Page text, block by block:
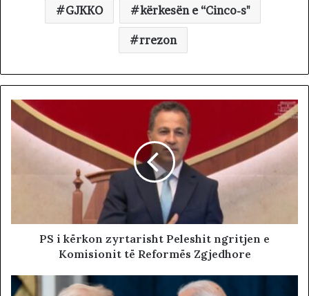
GJKKO kërkesën e “Cinco-s"
rrezon
PS i kërkon zyrtarisht Peleshit ngritjen e
Komisionit të Reformës Zgjedhore